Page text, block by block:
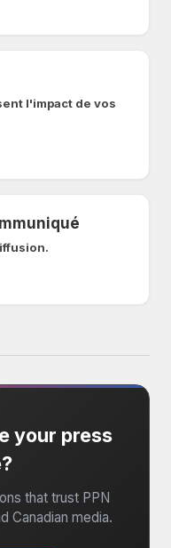
l'impact de vos
your press
that trust PPN
Canadian media.